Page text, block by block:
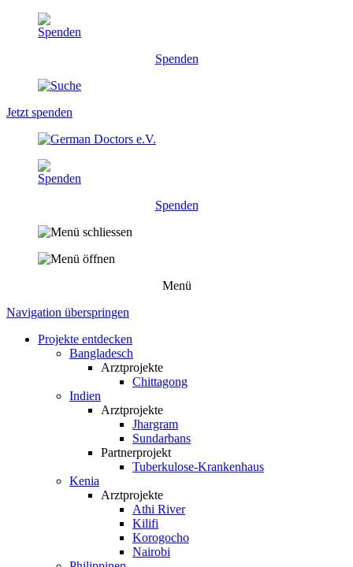
Spenden
Jetzt spenden
Spenden
Menü
Navigation überspringen
Projekte entdecken
Bangladesch
Arztprojekte
Chittagong
Indien
Arztprojekte
Jhargram
Sundarbans
Partnerprojekt
Tuberkulose-Krankenhaus
Kenia
Arztprojekte
Athi River
Kilifi
Korogocho
Nairobi